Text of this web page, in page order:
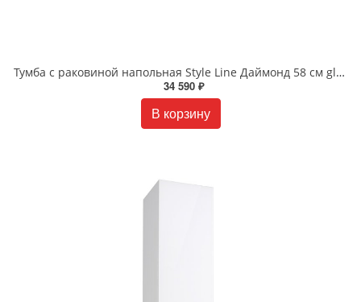
Тумба с раковиной напольная Style Line Даймонд 58 см glass Люкс белая PLUS умывальник ESTETUS Даллас 120 см СС-00000559
34 590 ₽
В корзину